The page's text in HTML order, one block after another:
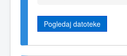
Pogledaj datoteke